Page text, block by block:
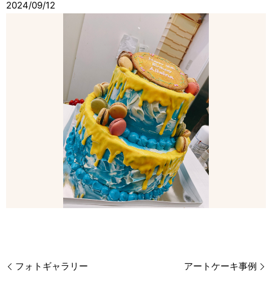
2024/09/12
フォトギャラリー アートケーキ事例